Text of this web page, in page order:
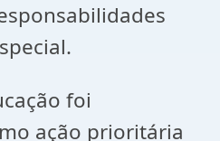
foi
ação prioritária